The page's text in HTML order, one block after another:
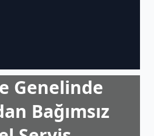
Genelinde
Bağımsız